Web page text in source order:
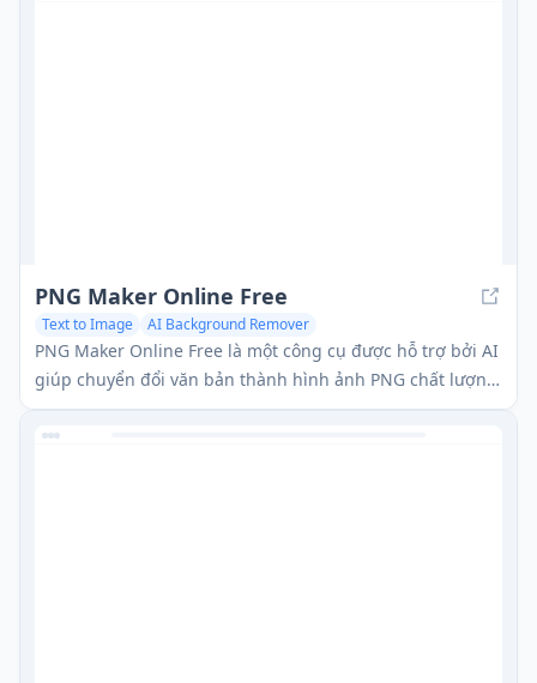
PNG Maker Online Free
Text to Image AI Background Remover
PNG Maker Online Free là một công cụ được hỗ trợ bởi AI
giúp chuyển đổi văn bản thành hình ảnh PNG chất lượng
cao với nền trong suốt và có các tùy chọn tùy chỉnh.